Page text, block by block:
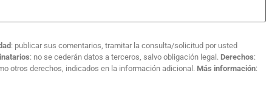
: publicar sus comentarios, tramitar la consulta/solicitud por usted
: no se cederán datos a terceros, salvo obligación legal. Derechos:
otros derechos, indicados en la información adicional. Más información: